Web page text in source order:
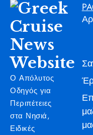
Ο Απόλυτος
Οδηγός για
Περιπέτειες
στα Νησιά,
Ειδικές